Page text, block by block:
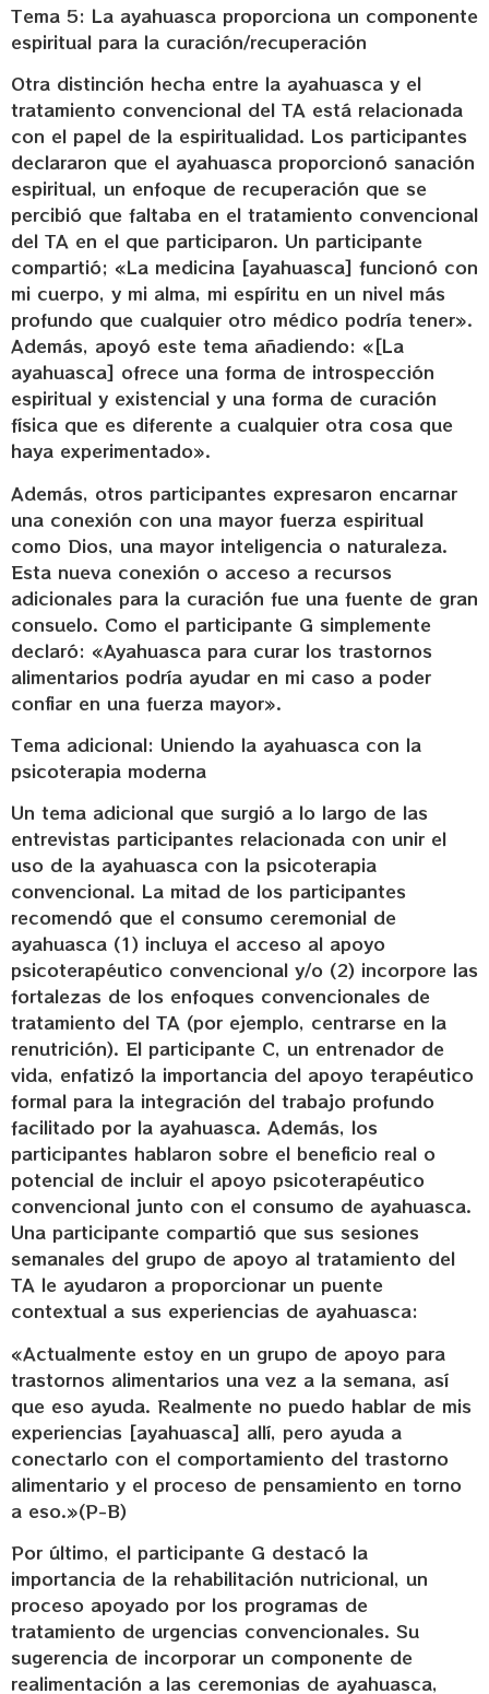
Tema 5: La ayahuasca proporciona un componente
espiritual para la curación/recuperación
Otra distinción hecha entre la ayahuasca y el
tratamiento convencional del TA está relacionada
con el papel de la espiritualidad. Los participantes
declararon que el ayahuasca proporcionó sanación
espiritual, un enfoque de recuperación que se
percibió que faltaba en el tratamiento convencional
del TA en el que participaron. Un participante
compartió; «La medicina [ayahuasca] funcionó con
mi cuerpo, y mi alma, mi espíritu en un nivel más
profundo que cualquier otro médico podría tener».
Además, apoyó este tema añadiendo: «[La
ayahuasca] ofrece una forma de introspección
espiritual y existencial y una forma de curación
física que es diferente a cualquier otra cosa que
haya experimentado».
Además, otros participantes expresaron encarnar
una conexión con una mayor fuerza espiritual
como Dios, una mayor inteligencia o naturaleza.
Esta nueva conexión o acceso a recursos
adicionales para la curación fue una fuente de gran
consuelo. Como el participante G simplemente
declaró: «Ayahuasca para curar los trastornos
alimentarios podría ayudar en mi caso a poder
confiar en una fuerza mayor».
Tema adicional: Uniendo la ayahuasca con la
psicoterapia moderna
Un tema adicional que surgió a lo largo de las
entrevistas participantes relacionada con unir el
uso de la ayahuasca con la psicoterapia
convencional. La mitad de los participantes
recomendó que el consumo ceremonial de
ayahuasca (1) incluya el acceso al apoyo
psicoterapéutico convencional y/o (2) incorpore las
fortalezas de los enfoques convencionales de
tratamiento del TA (por ejemplo, centrarse en la
renutrición). El participante C, un entrenador de
vida, enfatizó la importancia del apoyo terapéutico
formal para la integración del trabajo profundo
facilitado por la ayahuasca. Además, los
participantes hablaron sobre el beneficio real o
potencial de incluir el apoyo psicoterapéutico
convencional junto con el consumo de ayahuasca.
Una participante compartió que sus sesiones
semanales del grupo de apoyo al tratamiento del
TA le ayudaron a proporcionar un puente
contextual a sus experiencias de ayahuasca:
«Actualmente estoy en un grupo de apoyo para
trastornos alimentarios una vez a la semana, así
que eso ayuda. Realmente no puedo hablar de mis
experiencias [ayahuasca] allí, pero ayuda a
conectarlo con el comportamiento del trastorno
alimentario y el proceso de pensamiento en torno
a eso.»(P-B)
Por último, el participante G destacó la
importancia de la rehabilitación nutricional, un
proceso apoyado por los programas de
tratamiento de urgencias convencionales. Su
sugerencia de incorporar un componente de
realimentación a las ceremonias de ayahuasca,